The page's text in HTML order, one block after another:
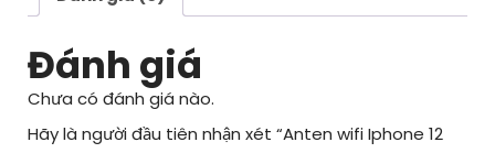
lượng
Đánh giá
Chưa có đánh giá nào.
Hãy là người đầu tiên nhận xét “Anten wifi Iphone 12